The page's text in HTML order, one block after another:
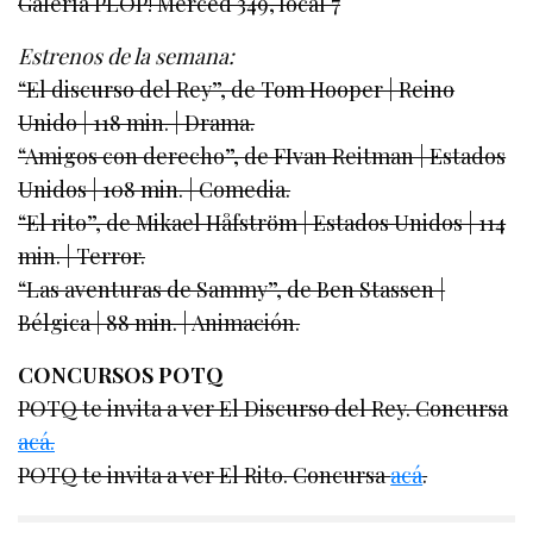
Estrenos de la semana:
“El discurso del Rey”, de Tom Hooper | Reino
Unido | 118 min. | Drama.
“Amigos con derecho”, de FIvan Reitman | Estados
Unidos | 108 min. | Comedia.
“El rito”, de Mikael Håfström | Estados Unidos | 114
min. | Terror.
“Las aventuras de Sammy”, de Ben Stassen |
Bélgica | 88 min. | Animación.
CONCURSOS POTQ
POTQ te invita a ver El Discurso del Rey. Concursa
acá.
POTQ te invita a ver El Rito. Concursaacá.